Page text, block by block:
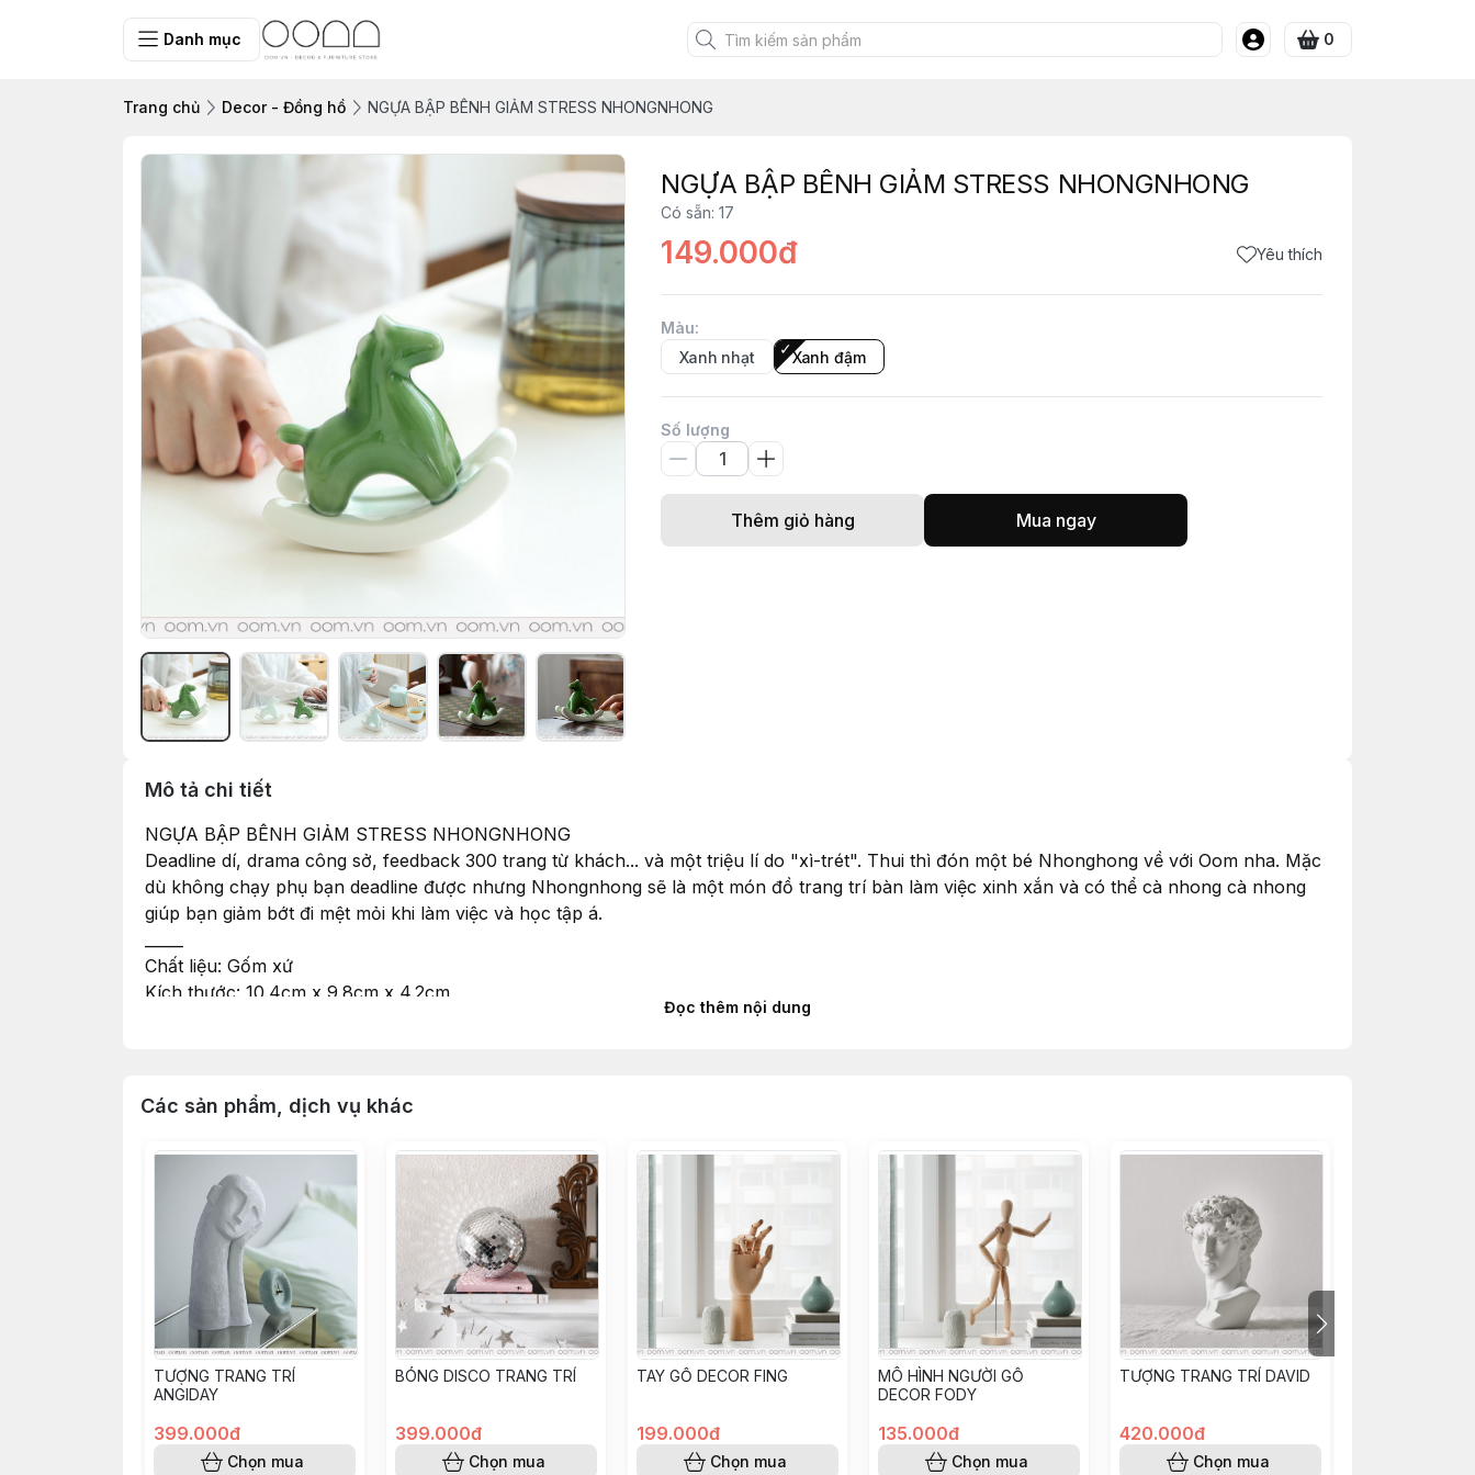
Danh mục 0
Trang chủ Decor - Đồng hồ NGỰA BẬP BÊNH GIẢM STRESS NHONGNHONG
NGỰA BẬP BÊNH GIẢM STRESS NHONGNHONG
Có sẵn: 17
149.000đ Yêu thích
Màu:
Xanh nhạt
Xanh đậm
Số lượng
Thêm giỏ hàng Mua ngay
Mô tả chi tiết
NGỰA BẬP BÊNH GIẢM STRESS NHONGNHONG
Deadline dí, drama công sở, feedback 300 trang từ khách... và một triệu lí do "xì-trét". Thui thì đón một bé Nhonghong về với Oom nha. Mặc
dù không chạy phụ bạn deadline được nhưng Nhongnhong sẽ là một món đồ trang trí bàn làm việc xinh xắn và có thể cà nhong cà nhong
giúp bạn giảm bớt đi mệt mỏi khi làm việc và học tập á.
Chất liệu: Gốm xứ
Kích thước: 10.4cm x 9.8cm x 4.2cm
_____
#decor #office #banlamviec #gomsu #dethuong #cute #ngua #giamstress #healing
Đọc thêm nội dung
Các sản phẩm, dịch vụ khác
TƯỢNG TRANG TRÍ
ANGIDAY
399.000đ
Chọn mua
BÓNG DISCO TRANG TRÍ
399.000đ
Chọn mua
TAY GỖ DECOR FING
199.000đ
Chọn mua
MÔ HÌNH NGƯỜI GỖ
DECOR FODY
135.000đ
Chọn mua
TƯỢNG TRANG TRÍ DAVID
420.000đ
Chọn mua